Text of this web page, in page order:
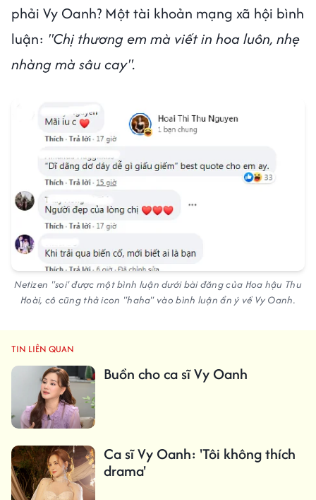
phải Vy Oanh? Một tài khoản mạng xã hội bình
luận: "Chị thương em mà viết in hoa luôn, nhẹ
nhàng mà sâu cay".
Netizen "soi' được một bình luận dưới bài đăng của Hoa hậu Thu
Hoài, cô cũng thả icon "haha" vào bình luận ẩn ý về Vy Oanh.
TIN LIÊN QUAN
Buồn cho ca sĩ Vy Oanh
Ca sĩ Vy Oanh: 'Tôi không thích
drama'